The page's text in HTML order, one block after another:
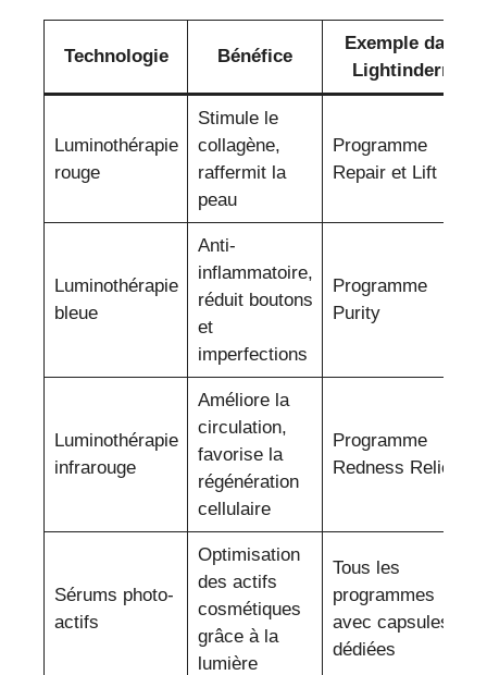
Technologie Bénéfice
Exemple dans
Lightinderm
Luminothérapie
rouge
Stimule le
collagène,
raffermit la
peau
Programme
Repair et Lift
Luminothérapie
bleue
Anti-
inflammatoire,
réduit boutons
et
imperfections
Programme
Purity
Luminothérapie
infrarouge
Améliore la
circulation,
favorise la
régénération
cellulaire
Programme
Redness Relief
Sérums photo-
actifs
Optimisation
des actifs
cosmétiques
grâce à la
lumière
Tous les
programmes
avec capsules
dédiées